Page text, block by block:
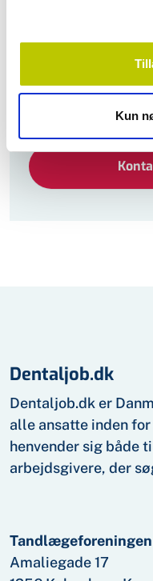
Kun
https://
Dentaljob.dk
Dentaljob.dk er
alle ansatte inden
henvender sig både
arbejds­givere, der
Tandlægeforeningen
Amaliegade 17